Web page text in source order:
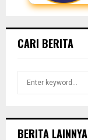
CARI BERITA
h
BERITA LAINNYA